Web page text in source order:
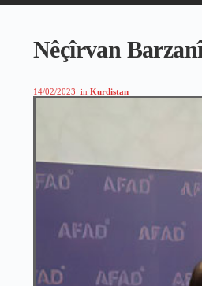
Nêçîrvan
14/02/2023 in Kurdistan